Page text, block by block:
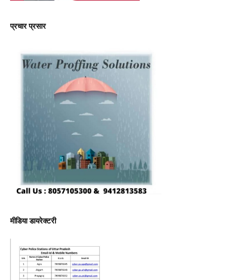
प्रचार प्रसार
मीडिया डायरेक्टरी